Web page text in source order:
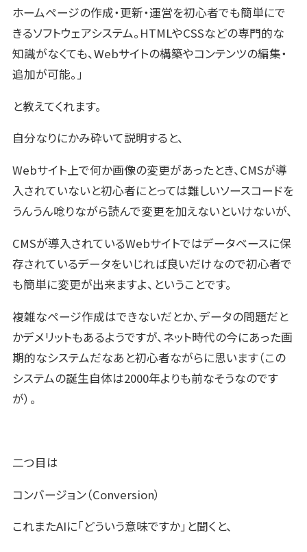
ホームページの作成・更新・運営を初心者でも簡単にで
きるソフトウェアシステム。 HTMLやCSSなどの専門的な
知識がなくても、Webサイトの構築やコンテンツの編集・
追加が可能。」
と教えてくれます。
自分なりにかみ砕いて説明すると、
Webサイト上で何か画像の変更があったとき、CMSが導
入されていないと初心者にとっては難しいソースコードを
うんうん唸りながら読んで変更を加えないといけないが、
CMSが導入されているWebサイトではデータベースに保
存されているデータをいじれば良いだけなので初心者で
も簡単に変更が出来ますよ、ということです。
複雑なページ作成はできないだとか、データの問題だと
かデメリットもあるようですが、ネット時代の今にあった画
期的なシステムだなあと初心者ながらに思います（この
システムの誕生自体は2000年よりも前なそうなのです
が）。
二つ目は
コンバージョン（Conversion）
これまたAIに「どういう意味ですか」と聞くと、